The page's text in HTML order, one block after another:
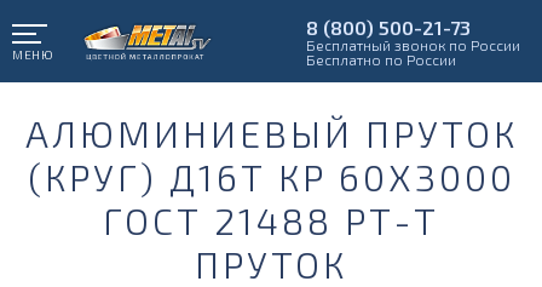
МЕНЮ
8 (800) 500-21-73
Бесплатный звонок по России
Бесплатно по России
АЛЮМИНИЕВЫЙ ПРУТОК
(КРУГ) Д16Т КР 60Х3000
ГОСТ 21488 РТ-Т
ПРУТОК